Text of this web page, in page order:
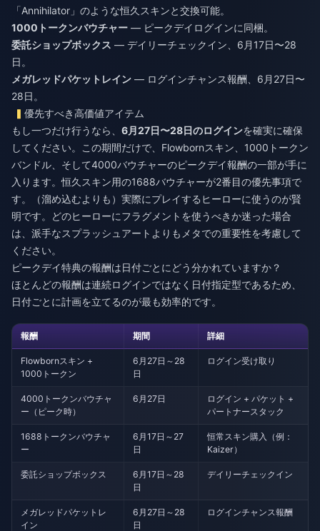
「Annihilator」のような恒久スキンと交換可能。
1000トークンバウチャー — ピークデイログインに同梱。
委託ショップボックス — デイリーチェックイン、6月17日〜28
日。
メガレッドパケットレイン — ログインチャンス報酬、6月27日〜
28日。
優先すべき高価値アイテム
もし一つだけ行うなら、 6月27日〜28日のログインを確実に確保
してください。この期間だけで、Flowbornスキン、1000トークン
バンドル、そして4000バウチャーのピークデイ報酬の一部が手に
入ります。恒久スキン用の1688バウチャーが2番目の優先事項で
す。（溜め込むよりも）実際にプレイするヒーローに使うのが賢
明です。どのヒーローにフラグメントを使うべきか迷った場合
は、派手なスプラッシュアートよりもメタでの重要性を考慮して
ください。
ピークデイ特典の報酬は日付ごとにどう分かれていますか？
ほとんどの報酬は連続ログインではなく日付指定型であるため、
日付ごとに計画を立てるのが最も効率的です。
報酬 期間 詳細
Flowbornスキン +
1000トークン
6月27日～28
日
ログイン受け取り
4000トークンバウチャ
ー（ピーク時）
6月27日
ログイン + パケット +
パートナースタック
1688トークンバウチャ
ー
6月17日～27
日
恒常スキン購入（例：
Kaizer）
委託ショップボックス
6月17日～28
日
デイリーチェックイン
メガレッドパケットレ
イン
6月27日～28
日
ログインチャンス報酬